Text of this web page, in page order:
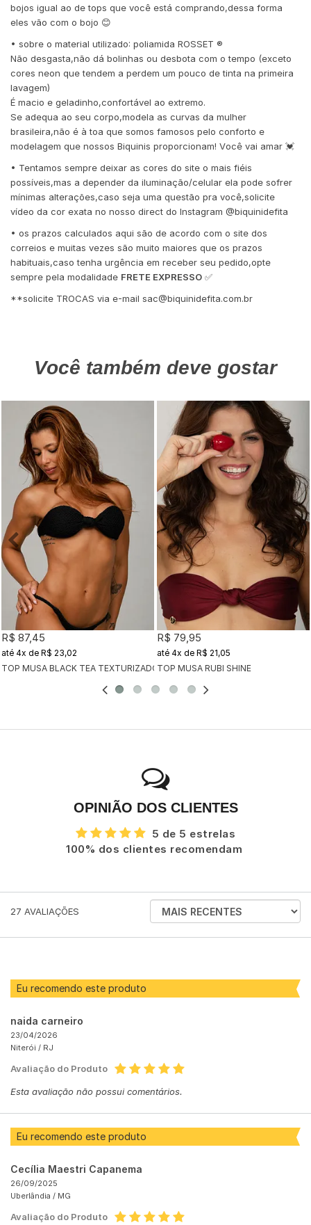
bojos igual ao de tops que você está comprando,dessa forma
eles vão com o bojo 😊
• sobre o material utilizado: poliamida ROSSET ®️
Não desgasta,não dá bolinhas ou desbota com o tempo (exceto
cores neon que tendem a perdem um pouco de tinta na primeira
lavagem)
É macio e geladinho,confortável ao extremo.
Se adequa ao seu corpo,modela as curvas da mulher
brasileira,não é à toa que somos famosos pelo conforto e
modelagem que nossos Biquinis proporcionam! Você vai amar 💓
• Tentamos sempre deixar as cores do site o mais fiéis
possíveis,mas a depender da iluminação/celular ela pode sofrer
mínimas alterações,caso seja uma questão pra você,solicite
vídeo da cor exata no nosso direct do Instagram @biquinidefita
• os prazos calculados aqui são de acordo com o site dos
correios e muitas vezes são muito maiores que os prazos
habituais,caso tenha urgência em receber seu pedido,opte
sempre pela modalidade FRETE EXPRESSO ✅
**solicite TROCAS via e-mail sac@biquinidefita.com.br
Você também deve gostar
TOP MUSA BLACK TEA TEXTURIZADO
R$ 87,45
4x de R$ 23,02
TOP MUSA RUBI SHINE
R$ 79,95
4x de R$ 21,05
OPINIÃO DOS CLIENTES
5 de 5 estrelas
100% dos clientes recomendam
27 AVALIAÇÕES
ORDENAR
AVALIAÇÕES
Eu recomendo este produto
naida carneiro
23/04/2026
Niterói / RJ
Avaliação do Produto
Esta avaliação não possui comentários.
Eu recomendo este produto
Cecília Maestri Capanema
26/09/2025
Uberlândia / MG
Avaliação do Produto